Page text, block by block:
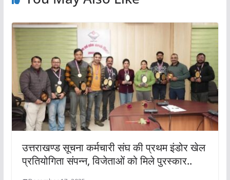
उत्तराखण्ड सूचना कर्मचारी संघ की प्रथम इंडोर खेल
प्रतियोगिता संपन्न, विजेताओं को मिले पुरस्कार..